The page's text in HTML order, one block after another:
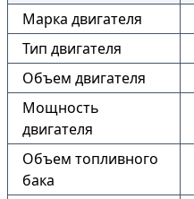
Марка двигателя
Тип двигателя
Объем двигателя
Мощность
двигателя
Объем топливного
бака